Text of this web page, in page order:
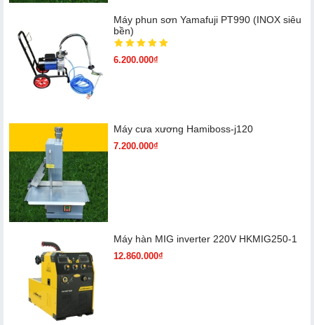
Máy phun sơn Yamafuji PT990 (INOX siêu
bền)
6.200.000₫
Máy cưa xương Hamiboss-j120
7.200.000₫
Máy hàn MIG inverter 220V HKMIG250-1
12.860.000₫